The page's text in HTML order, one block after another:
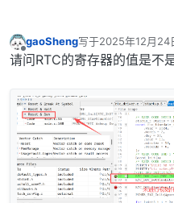
离线
gaoSheng写于2025年12月24
最后由 编辑
请问RTC的寄存器的值是不